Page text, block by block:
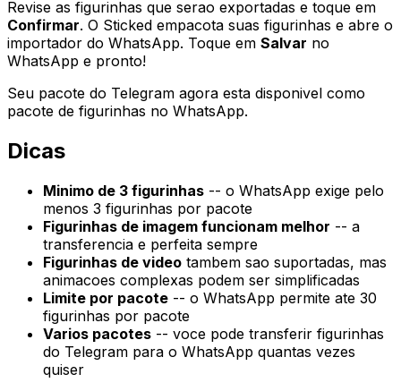
Revise as figurinhas que serao exportadas e toque em
Confirmar. O Sticked empacota suas figurinhas e abre o
importador do WhatsApp. Toque em Salvar no
WhatsApp e pronto!
Seu pacote do Telegram agora esta disponivel como
pacote de figurinhas no WhatsApp.
Dicas
Minimo de 3 figurinhas -- o WhatsApp exige pelo
menos 3 figurinhas por pacote
Figurinhas de imagem funcionam melhor -- a
transferencia e perfeita sempre
Figurinhas de video tambem sao suportadas, mas
animacoes complexas podem ser simplificadas
Limite por pacote -- o WhatsApp permite ate 30
figurinhas por pacote
Varios pacotes -- voce pode transferir figurinhas
do Telegram para o WhatsApp quantas vezes
quiser